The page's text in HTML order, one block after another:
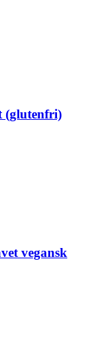
(glutenfri)
vegansk